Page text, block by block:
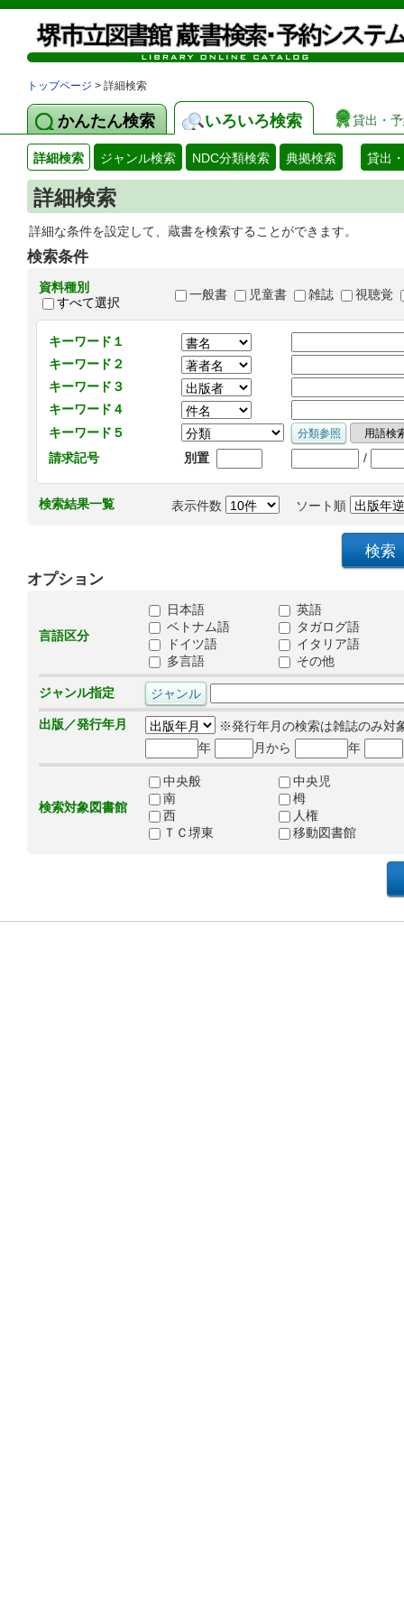
トップページ > 詳細検索
かんたん検索 いろいろ検索 貸出・
詳細検索 ジャンル検索 NDC分類検索 典拠検索 貸出
詳細検索
詳細な条件を設定して、蔵書を検索することができます。
検索条件
資料種別
すべて選択
一般書 児童書 雑誌 視聴覚
キーワード１
キーワード２
キーワード３
キーワード４
キーワード５
請求記号
別置 /
検索結果一覧 表示件数 ソート順
オプション
言語区分
日本語
英語
ベトナム語
タガログ語
ドイツ語
イタリア語
多言語
その他
ジャンル指定
出版／発行年月
※発行年月の検索は雑誌のみ対
年
月から 年
検索対象図書館
中央般
中央児
南
栂
西
人権
ＴＣ堺東
移動図書館